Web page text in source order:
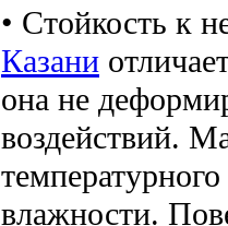
• Стойкость к
Казани
она не
воздействий.
влажности.